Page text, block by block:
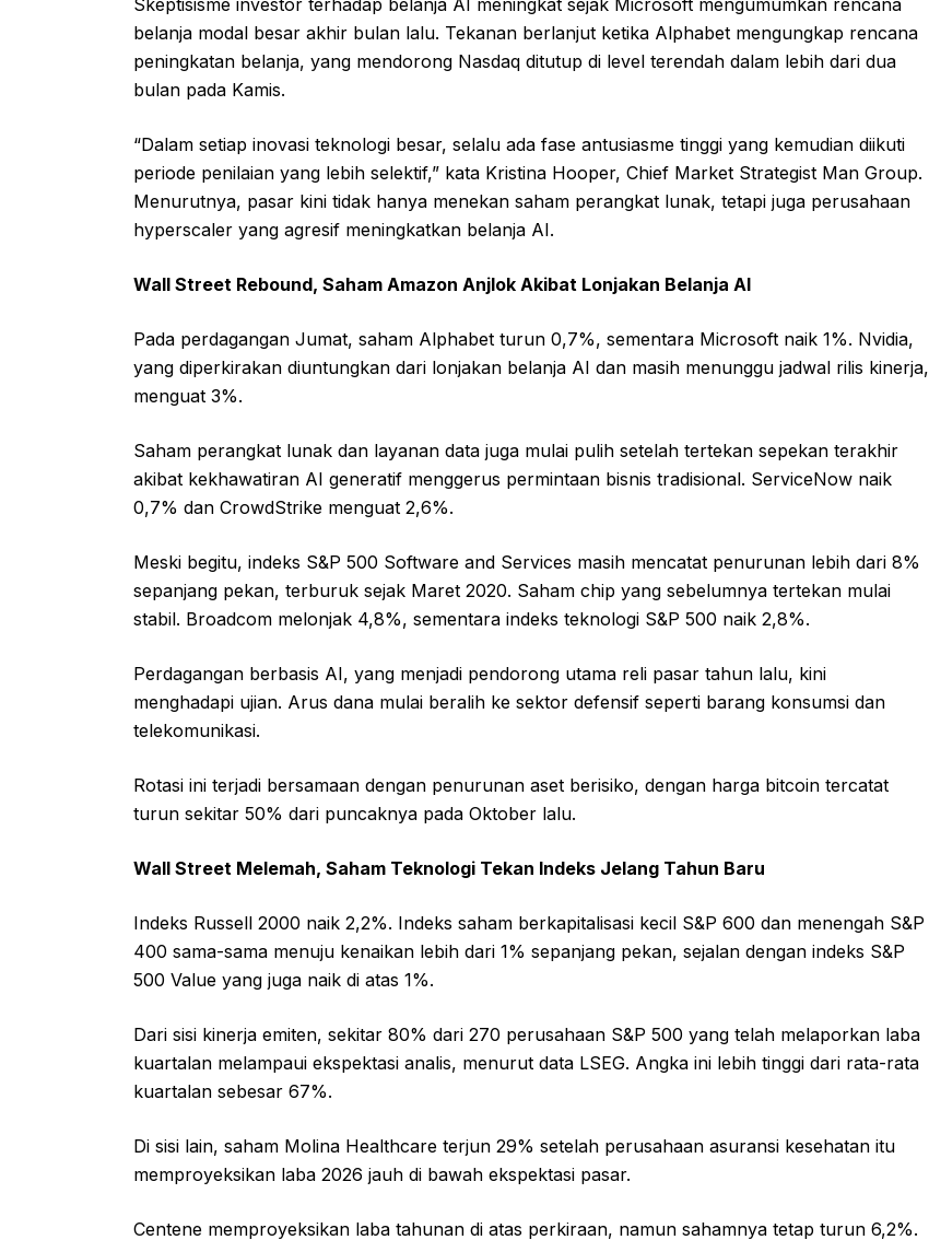
belanja modal besar akhir bulan lalu. Tekanan berlanjut ketika Alphabet mengungkap rencana
peningkatan belanja, yang mendorong Nasdaq ditutup di level terendah dalam lebih dari dua
bulan pada Kamis.
“Dalam setiap inovasi teknologi besar, selalu ada fase antusiasme tinggi yang kemudian diikuti
periode penilaian yang lebih selektif,” kata Kristina Hooper, Chief Market Strategist Man Group.
Menurutnya, pasar kini tidak hanya menekan saham perangkat lunak, tetapi juga perusahaan
hyperscaler yang agresif meningkatkan belanja AI.
Wall Street Rebound, Saham Amazon Anjlok Akibat Lonjakan Belanja AI
Pada perdagangan Jumat, saham Alphabet turun 0,7%, sementara Microsoft naik 1%. Nvidia,
yang diperkirakan diuntungkan dari lonjakan belanja AI dan masih menunggu jadwal rilis kinerja,
menguat 3%.
Saham perangkat lunak dan layanan data juga mulai pulih setelah tertekan sepekan terakhir
akibat kekhawatiran AI generatif menggerus permintaan bisnis tradisional. ServiceNow naik
0,7% dan CrowdStrike menguat 2,6%.
Meski begitu, indeks S&P 500 Software and Services masih mencatat penurunan lebih dari 8%
sepanjang pekan, terburuk sejak Maret 2020. Saham chip yang sebelumnya tertekan mulai
stabil. Broadcom melonjak 4,8%, sementara indeks teknologi S&P 500 naik 2,8%.
Perdagangan berbasis AI, yang menjadi pendorong utama reli pasar tahun lalu, kini
menghadapi ujian. Arus dana mulai beralih ke sektor defensif seperti barang konsumsi dan
telekomunikasi.
Rotasi ini terjadi bersamaan dengan penurunan aset berisiko, dengan harga bitcoin tercatat
turun sekitar 50% dari puncaknya pada Oktober lalu.
Wall Street Melemah, Saham Teknologi Tekan Indeks Jelang Tahun Baru
Indeks Russell 2000 naik 2,2%. Indeks saham berkapitalisasi kecil S&P 600 dan menengah S&P
400 sama-sama menuju kenaikan lebih dari 1% sepanjang pekan, sejalan dengan indeks S&P
500 Value yang juga naik di atas 1%.
Dari sisi kinerja emiten, sekitar 80% dari 270 perusahaan S&P 500 yang telah melaporkan laba
kuartalan melampaui ekspektasi analis, menurut data LSEG. Angka ini lebih tinggi dari rata-rata
kuartalan sebesar 67%.
Di sisi lain, saham Molina Healthcare terjun 29% setelah perusahaan asuransi kesehatan itu
memproyeksikan laba 2026 jauh di bawah ekspektasi pasar.
Centene memproyeksikan laba tahunan di atas perkiraan, namun sahamnya tetap turun 6,2%.